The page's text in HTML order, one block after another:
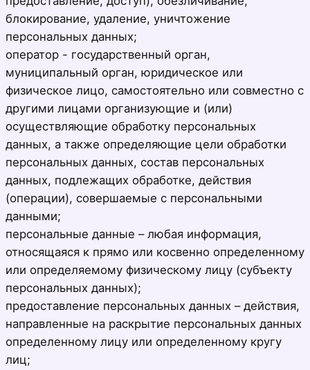
блокирование, удаление, уничтожение
персональных данных;
оператор - государственный орган,
муниципальный орган, юридическое или
физическое лицо, самостоятельно или совместно с
другими лицами организующие и (или)
осуществляющие обработку персональных
данных, а также определяющие цели обработки
персональных данных, состав персональных
данных, подлежащих обработке, действия
(операции), совершаемые с персональными
данными;
персональные данные – любая информация,
относящаяся к прямо или косвенно определенному
или определяемому физическому лицу (субъекту
персональных данных);
предоставление персональных данных – действия,
направленные на раскрытие персональных данных
определенному лицу или определенному кругу
лиц;